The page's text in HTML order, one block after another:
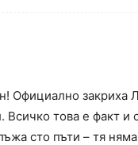
Официално закриха
това е факт и
сто пъти – тя